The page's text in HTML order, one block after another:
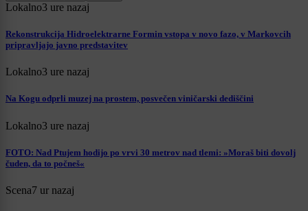
Lokalno3 ure nazaj
Rekonstrukcija Hidroelektrarne Formin vstopa v novo fazo, v Markovcih
pripravljajo javno predstavitev
Lokalno3 ure nazaj
Na Kogu odprli muzej na prostem, posvečen viničarski dediščini
Lokalno3 ure nazaj
FOTO: Nad Ptujem hodijo po vrvi 30 metrov nad tlemi: »Moraš biti dovolj
čuden, da to počneš«
Scena7 ur nazaj